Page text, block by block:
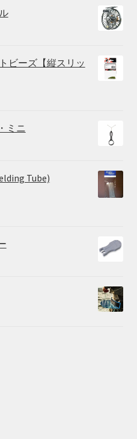
ビーズ【縦スリッ
ミニ
Tube)